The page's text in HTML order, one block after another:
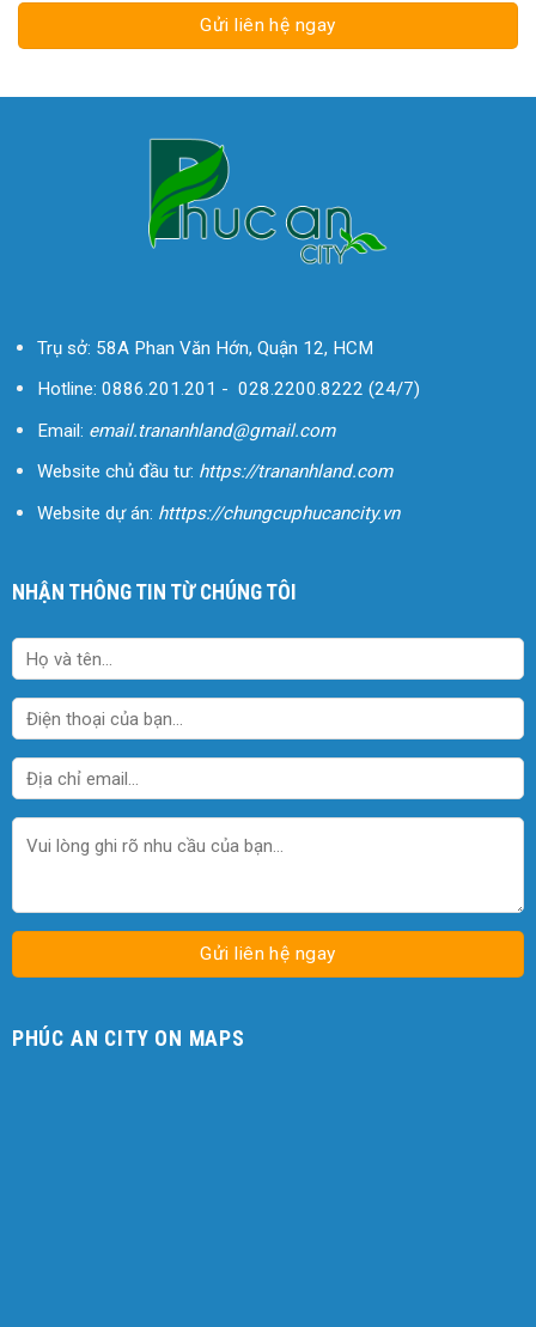
Trụ sở: 58A Phan Văn Hớn, Quận 12, HCM
Hotline: 0886.201.201 - 028.2200.8222 (24/7)
Email: email.trananhland@gmail.com
Website chủ đầu tư: https://trananhland.com
Website dự án: htttps://chungcuphucancity.vn
NHẬN THÔNG TIN TỪ CHÚNG TÔI
PHÚC AN CITY ON MAPS